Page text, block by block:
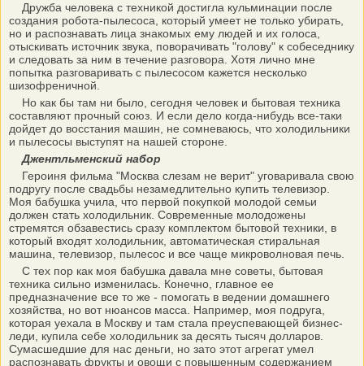
Дружба человека с техникой достигла кульминации после
создания робота-пылесоса, который умеет не только убирать,
но и распознавать лица знакомых ему людей и их голоса,
отыскивать источник звука, поворачивать "голову" к собеседнику
и следовать за ним в течение разговора. Хотя лично мне
попытка разговаривать с пылесосом кажется несколько
шизофреничной.
Но как бы там ни было, сегодня человек и бытовая техника
составляют прочный союз. И если дело когда-нибудь все-таки
дойдет до восстания машин, не сомневаюсь, что холодильники
и пылесосы выступят на нашей стороне.
Джентльменский набор
Героиня фильма "Москва слезам не верит" уговаривала свою
подругу после свадьбы незамедлительно купить телевизор.
Моя бабушка учила, что первой покупкой молодой семьи
должен стать холодильник. Современные молодожены
стремятся обзавестись сразу комплектом бытовой техники, в
который входят холодильник, автоматическая стиральная
машина, телевизор, пылесос и все чаще микроволновая печь.
С тех пор как моя бабушка давала мне советы, бытовая
техника сильно изменилась. Конечно, главное ее
предназначение все то же - помогать в ведении домашнего
хозяйства, но вот нюансов масса. Например, моя подруга,
которая уехала в Москву и там стала преуспевающей бизнес-
леди, купила себе холодильник за десять тысяч долларов.
Сумасшедшие для нас деньги, но зато этот агрегат умел
распознавать фрукты и овощи с повышенным содержанием